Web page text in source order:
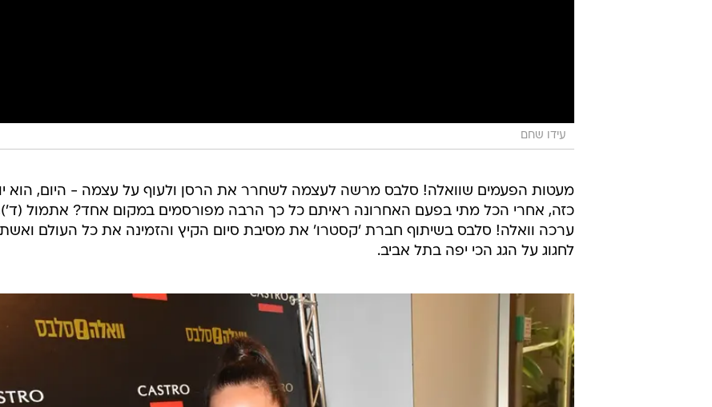
עידו שחם
מעטות הפעמים שוואלה! סלבס מרשה לעצמה לשחרר את הרסן ולעוף על עצמה - היום, הוא
כזה, אחרי הכל מתי בפעם האחרונה ראיתם כל כך הרבה מפורסמים במקום אחד? אתמול
ערכה וואלה! סלבס בשיתוף חברת 'קסטרו' את מסיבת סיום הקיץ והזמינה את כל העולם
לחגוג על הגג הכי יפה בתל אביב.